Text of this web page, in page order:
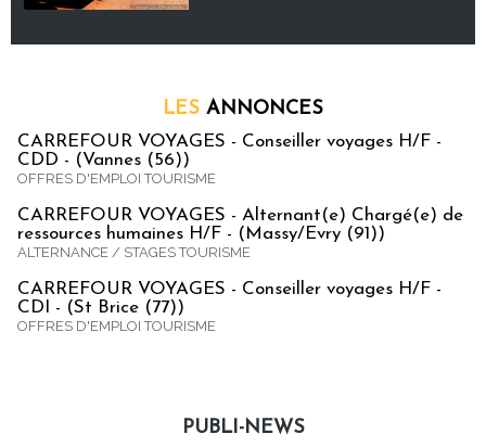
LES ANNONCES
CARREFOUR VOYAGES - Conseiller voyages H/F -
CDD - (Vannes (56))
OFFRES D'EMPLOI TOURISME
CARREFOUR VOYAGES - Alternant(e) Chargé(e) de
ressources humaines H/F - (Massy/Evry (91))
ALTERNANCE / STAGES TOURISME
CARREFOUR VOYAGES - Conseiller voyages H/F -
CDI - (St Brice (77))
OFFRES D'EMPLOI TOURISME
PUBLI-NEWS